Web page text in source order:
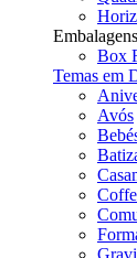
Embalagens
Box
Temas em
Avós